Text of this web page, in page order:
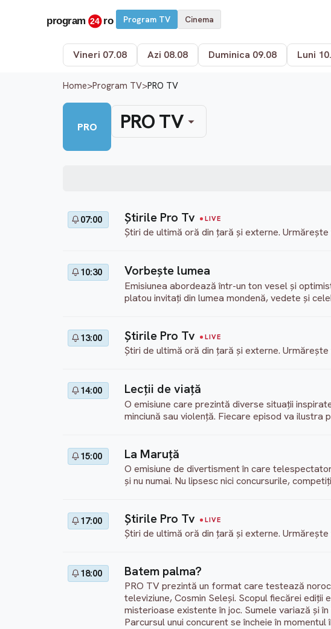
Program TV Cinema
Vineri 07.08 Azi 08.08 Duminica 09.08 Luni
Home>Program TV>PRO TV
PRO PRO TV
07:00 Ştirile Pro Tv LIVE
Știri de ultimă oră din țară și externe.
10:30 Vorbeşte lumea
Emisiunea abordează într-un ton vesel și
platou invitați din lumea mondenă, vedete și
13:00 Ştirile Pro Tv LIVE
Știri de ultimă oră din țară și externe.
14:00 Lecţii de viaţă
O emisiune care prezintă diverse situații
minciună sau violență. Fiecare episod va
15:00 La Maruţă
O emisiune de divertisment în care
și nu numai. Nu lipsesc nici concursurile,
17:00 Ştirile Pro Tv LIVE
Știri de ultimă oră din țară și externe.
18:00 Batem palma?
PRO TV prezintă un format care testează
televiziune, Cosmin Seleși. Scopul fiecărei
misterioase existente în joc. Sumele variază și
Parcursul unui concurent se încheie în